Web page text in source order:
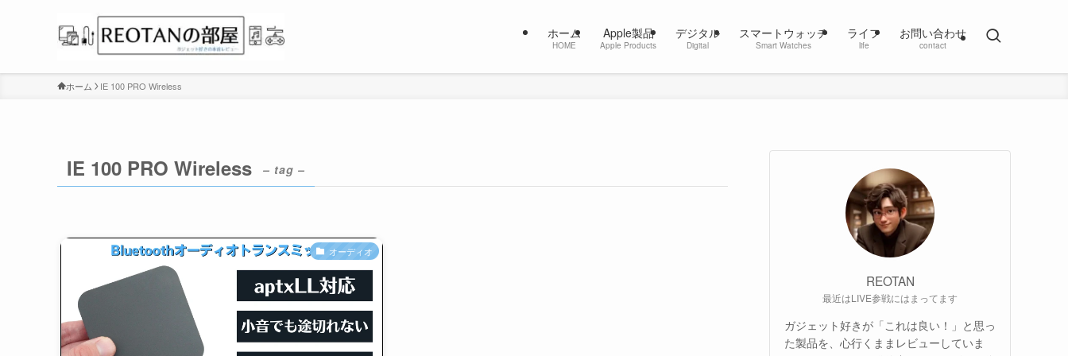
ホーム
HOME
Apple製品
Apple Products
デジタル
Digital
スマートウォッチ
Smart Watches
ライフ
life
お問い合わせ
contact
ホーム IE 100 PRO Wireless
IE 100 PRO Wireless – tag –
オーディオ
REOTAN
最近はLIVE参戦にはまってます
ガジェット好きが「これは良い！」と思っ
た製品を、心行くままレビューしていま